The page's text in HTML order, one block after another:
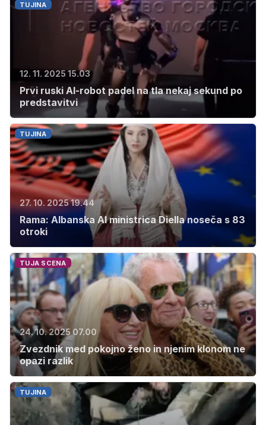
TUJINA
12. 11. 2025 15.03
Prvi ruski AI-robot padel na tla nekaj sekund po
predstavitvi
TUJINA
27. 10. 2025 19.44
Rama: Albanska AI ministrica Diella noseča s 83
otroki
TUJA SCENA
24. 10. 2025 07.00
Zvezdnik med pokojno ženo in njenim klonom ne
opazi razlik
TUJINA